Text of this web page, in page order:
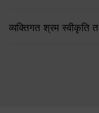
व्यक्तिगत श्रम स्वीकृति